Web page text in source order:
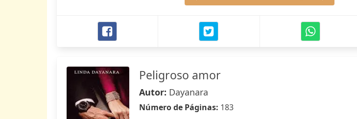
Peligroso amor
Autor: Dayanara
Número de Páginas: 183